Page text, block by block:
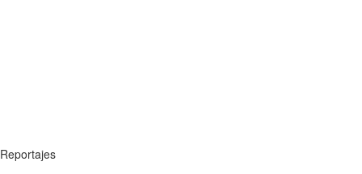
Reportajes